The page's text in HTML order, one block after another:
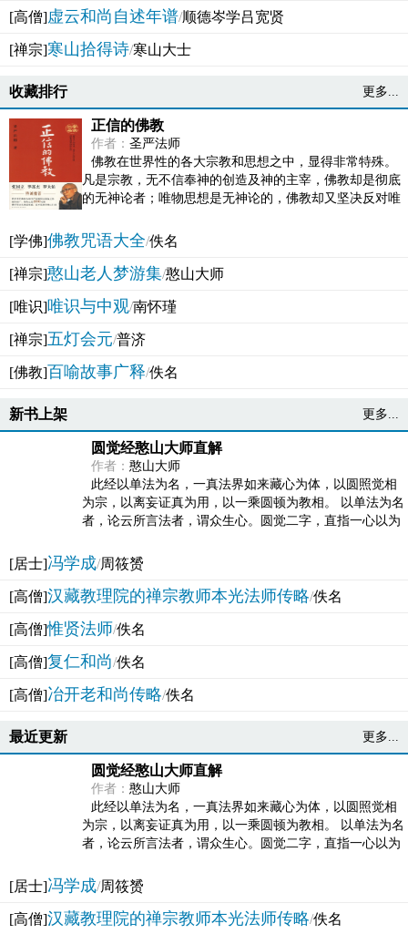
[高僧]虚云和尚自述年谱/顺德岑学吕宽贤
[禅宗]寒山拾得诗/寒山大士
收藏排行 更多...
正信的佛教
作者： 圣严法师
佛教在世界性的各大宗教和思想之中，显得非常特殊。
凡是宗教，无不信奉神的创造及神的主宰，佛教却是彻底
的无神论者；唯物思想是无神论的，佛教却又坚决反对唯
[学佛]佛教咒语大全/佚名
[禅宗]憨山老人梦游集/憨山大师
[唯识]唯识与中观/南怀瑾
[禅宗]五灯会元/普济
[佛教]百喻故事广释/佚名
新书上架 更多...
圆觉经憨山大师直解
作者： 憨山大师
此经以单法为名，一真法界如来藏心为体，以圆照觉相
为宗，以离妄证真为用，以一乘圆顿为教相。 以单法为名
者，论云所言法者，谓众生心。圆觉二字，直指一心以为
[居士]冯学成/周筱赟
[高僧]汉藏教理院的禅宗教师本光法师传略/佚名
[高僧]惟贤法师/佚名
[高僧]复仁和尚/佚名
[高僧]冶开老和尚传略/佚名
最近更新 更多...
圆觉经憨山大师直解
作者： 憨山大师
此经以单法为名，一真法界如来藏心为体，以圆照觉相
为宗，以离妄证真为用，以一乘圆顿为教相。 以单法为名
者，论云所言法者，谓众生心。圆觉二字，直指一心以为
[居士]冯学成/周筱赟
[高僧]汉藏教理院的禅宗教师本光法师传略/佚名